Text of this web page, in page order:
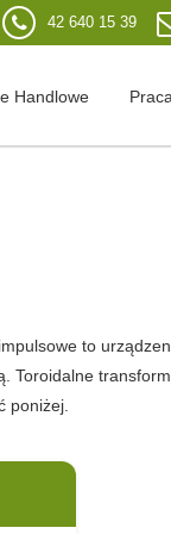
42 640 15 39
Handlowe Praca
to
Toroidalne
poniżej.